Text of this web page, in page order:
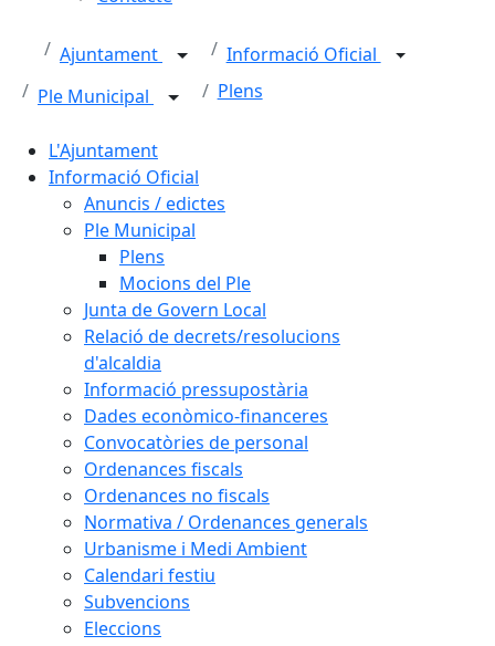
Ajuntament
Informació Oficial
Ple Municipal
Plens
L'Ajuntament
Informació Oficial
Anuncis / edictes
Ple Municipal
Plens
Mocions del Ple
Junta de Govern Local
Relació de decrets/resolucions
d'alcaldia
Informació pressupostària
Dades econòmico-financeres
Convocatòries de personal
Ordenances fiscals
Ordenances no fiscals
Normativa / Ordenances generals
Urbanisme i Medi Ambient
Calendari festiu
Subvencions
Eleccions